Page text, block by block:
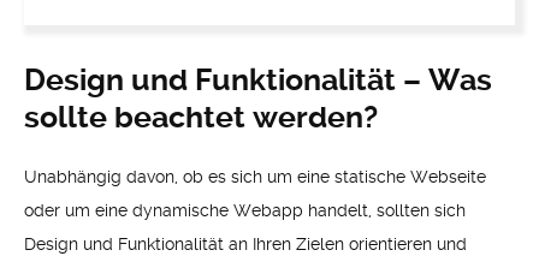
Design und Funktionalität – Was
sollte beachtet werden?
Unabhängig davon, ob es sich um eine statische Webseite
oder um eine dynamische Webapp handelt, sollten sich
Design und Funktionalität an Ihren Zielen orientieren und